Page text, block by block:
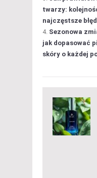
twarzy:
najczęstsze
Sezonowa
jak dopasować
skóry o każdej